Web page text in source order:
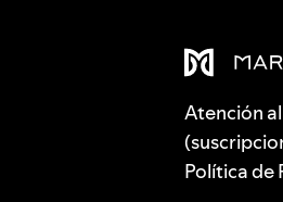
Atención
Política de